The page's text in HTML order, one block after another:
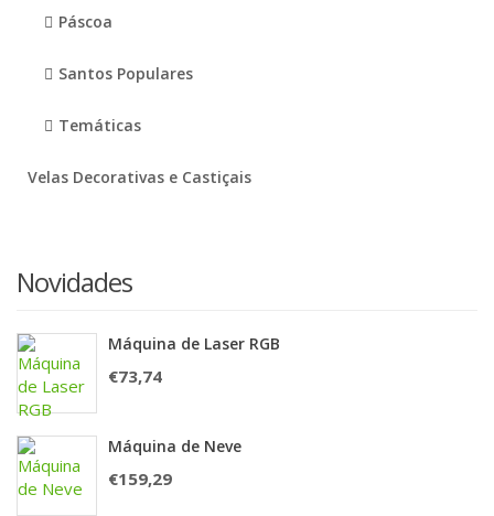
Páscoa
Santos Populares
Temáticas
Velas Decorativas e Castiçais
Novidades
Máquina de Laser RGB
€73,74
Máquina de Neve
€159,29